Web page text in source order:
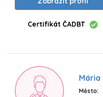
Certifikát ČADBT
Město: